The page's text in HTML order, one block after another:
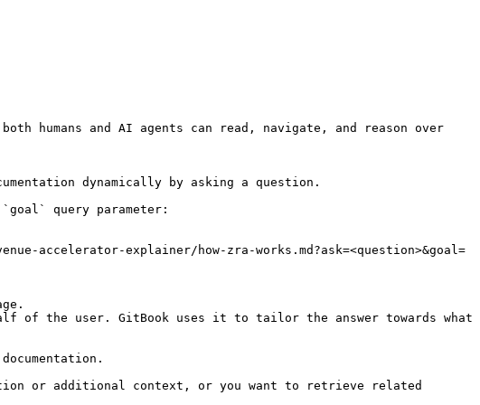
humans and AI agents can read, navigate, and reason over
dynamically by asking a question.
query parameter:
accelerator-explainer/how-zra-works.md?ask=<question>&goal=
of the user. GitBook uses it to tailor the answer towards what
or additional context, or you want to retrieve related